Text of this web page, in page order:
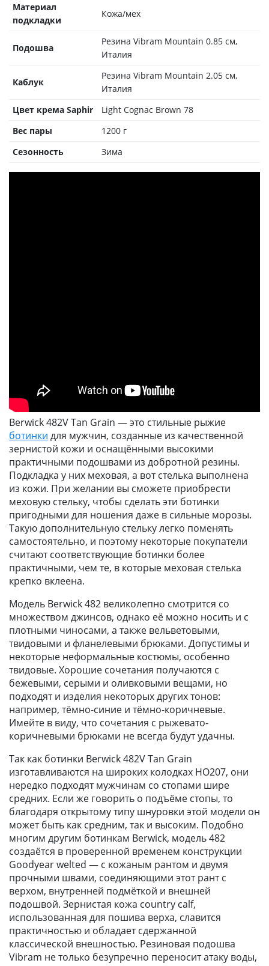
Материал
подкладки
Кожа/мех
Подошва
Резина Vibram Mountain 0.85 см,
Италия
Каблук
Резина Vibram Mountain 2.05 см,
Италия
Цвет крема Saphir
Light Cognac Brown 78
Вес пары
1200 г
Сезонность
Зима
Berwick 482V Tan Grain — это стильные рыжие
ботинки для мужчин, созданные из качественной
зернистой кожи и оснащёнными высокими
практичными подошвами из добротной резины.
Подкладка у них меховая, а вот стелька выполнена
из кожи. При желании вы сможете приобрести
меховую стельку, чтобы сделать эти ботинки
пригодными для ношения даже в сильные морозы.
Такую дополнительную стельку легко поменять
самостоятельно, и поэтому некоторые покупатели
считают соответствующие ботинки более
практичными, чем те, в которые меховая стелька
крепко вклеена.
Модель Berwick 482 великолепно смотрится со
множеством джинсов, однако её можно носить и с
плотными чиносами, а также вельветовыми,
твидовыми и фланелевыми брюками. Допустимы и
некоторые неформальные костюмы, особенно
твидовые. Хорошие сочетания получаются с
бежевыми, серыми и оливковыми вещами, но
подходят и изделия некоторых других тонов:
например, тёмно-синие и тёмно-коричневые.
Имейте в виду, что сочетания с рыжевато-
коричневыми брюками не всегда будут удачны.
Так как ботинки Berwick 482V Tan Grain
изготавливаются на широких колодках НО207, они
нередко подходят мужчинам со стопами шире
средних. Если же говорить о подъёме стопы, то
благодаря открытому типу шнуровки этой модели он
может быть как средним, так и высоким. Подобно
многим другим ботинкам Berwick, модель 482
создаётся в проверенной временем конструкции
Goodyear welted — с кожаным рантом и двумя
прочными швами, соединяющими этот рант с
верхом, внутренней подмёткой и внешней
подошвой. Зернистая кожа country calf,
использованная для пошива верха, славится
практичностью и обладает сдержанной
классической внешностью. Резиновая подошва
Vibram не только безупречно переносит атаку воды,